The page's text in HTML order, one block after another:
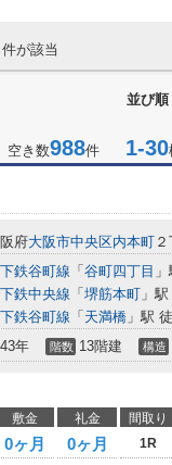
件が該当
並び順
空き数988件 1-30
府大阪市中央区内本町
鉄谷町線 「 谷町四丁目
鉄中央線 「 堺筋本町 」
鉄谷町線 「 天満橋 」駅
年 階数 13階建 構造
敷金 礼金 間取り
0ヶ月 0ヶ月 1R